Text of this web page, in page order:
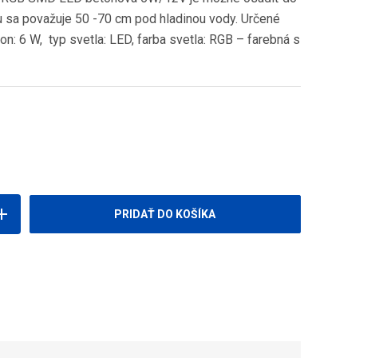
PRIDAŤ DO KOŠÍKA
sa považuje 50 -70 cm pod hladinou vody. Určené
6 W, typ svetla: LED, farba svetla: RGB – farebná s